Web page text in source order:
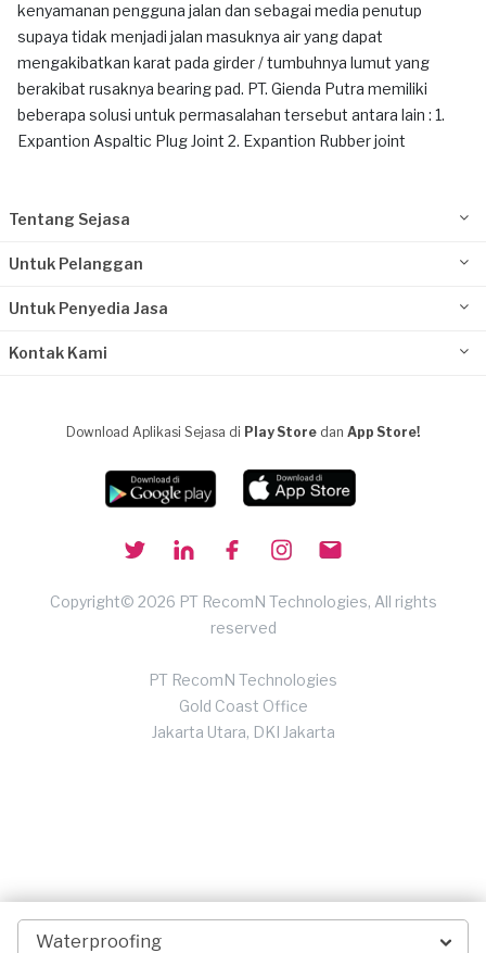
kenyamanan pengguna jalan dan sebagai media penutup
supaya tidak menjadi jalan masuknya air yang dapat
mengakibatkan karat pada girder / tumbuhnya lumut yang
berakibat rusaknya bearing pad. PT. Gienda Putra memiliki
beberapa solusi untuk permasalahan tersebut antara lain : 1.
Expantion Aspaltic Plug Joint 2. Expantion Rubber joint
Waterproofing
Tentang Sejasa
Untuk Pelanggan
Untuk Penyedia Jasa
Kontak Kami
Download Aplikasi Sejasa di Play Store dan App Store!
Copyright© 2026 PT RecomN Technologies, All rights
reserved
PT RecomN Technologies
Gold Coast Office
Jakarta Utara, DKI Jakarta